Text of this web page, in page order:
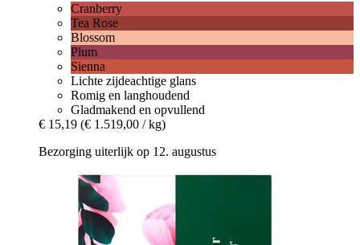
Cranberry
Tea Rose
Blossom
Plum
Sienna
Lichte zijdeachtige glans
Romig en langhoudend
Gladmakend en opvullend
€ 15,19 (€ 1.519,00 / kg)
Bezorging uiterlijk op 12. augustus